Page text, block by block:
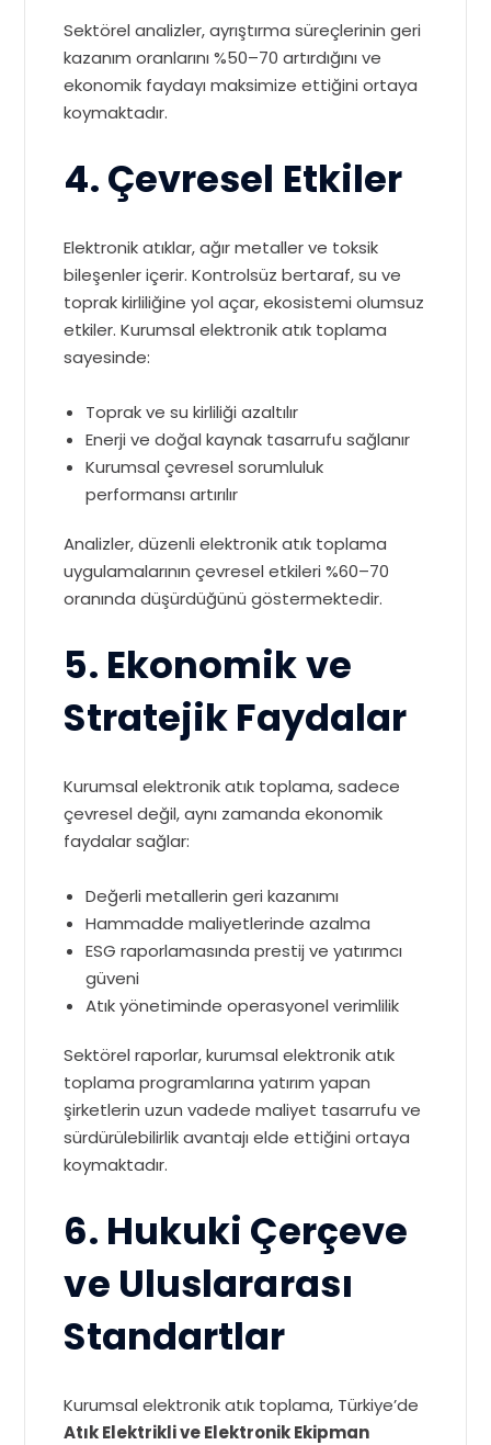
Sektörel analizler, ayrıştırma süreçlerinin geri
kazanım oranlarını %50–70 artırdığını ve
ekonomik faydayı maksimize ettiğini ortaya
koymaktadır.
4. Çevresel Etkiler
Elektronik atıklar, ağır metaller ve toksik
bileşenler içerir. Kontrolsüz bertaraf, su ve
toprak kirliliğine yol açar, ekosistemi olumsuz
etkiler. Kurumsal elektronik atık toplama
sayesinde:
Toprak ve su kirliliği azaltılır
Enerji ve doğal kaynak tasarrufu sağlanır
Kurumsal çevresel sorumluluk
performansı artırılır
Analizler, düzenli elektronik atık toplama
uygulamalarının çevresel etkileri %60–70
oranında düşürdüğünü göstermektedir.
5. Ekonomik ve
Stratejik Faydalar
Kurumsal elektronik atık toplama, sadece
çevresel değil, aynı zamanda ekonomik
faydalar sağlar:
Değerli metallerin geri kazanımı
Hammadde maliyetlerinde azalma
ESG raporlamasında prestij ve yatırımcı
güveni
Atık yönetiminde operasyonel verimlilik
Sektörel raporlar, kurumsal elektronik atık
toplama programlarına yatırım yapan
şirketlerin uzun vadede maliyet tasarrufu ve
sürdürülebilirlik avantajı elde ettiğini ortaya
koymaktadır.
6. Hukuki Çerçeve
ve Uluslararası
Standartlar
Kurumsal elektronik atık toplama, Türkiye’de
Atık Elektrikli ve Elektronik Ekipman